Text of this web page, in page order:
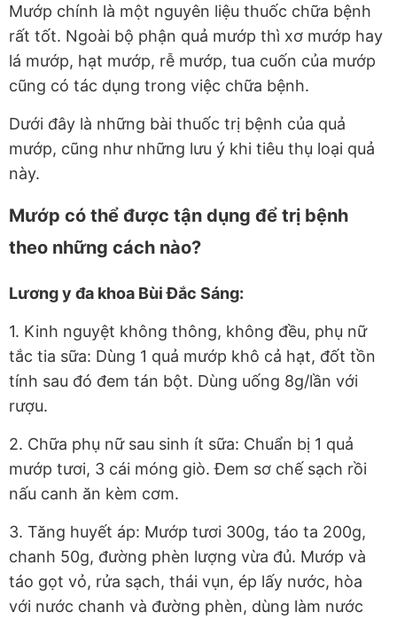
Mướp chính là một nguyên liệu thuốc chữa bệnh
rất tốt. Ngoài bộ phận quả mướp thì xơ mướp hay
lá mướp, hạt mướp, rễ mướp, tua cuốn của mướp
cũng có tác dụng trong việc chữa bệnh.
Dưới đây là những bài thuốc trị bệnh của quả
mướp, cũng như những lưu ý khi tiêu thụ loại quả
này.
Mướp có thể được tận dụng để trị bệnh
theo những cách nào?
Lương y đa khoa Bùi Đắc Sáng:
1. Kinh nguyệt không thông, không đều, phụ nữ
tắc tia sữa: Dùng 1 quả mướp khô cả hạt, đốt tồn
tính sau đó đem tán bột. Dùng uống 8g/lần với
rượu.
2. Chữa phụ nữ sau sinh ít sữa: Chuẩn bị 1 quả
mướp tươi, 3 cái móng giò. Đem sơ chế sạch rồi
nấu canh ăn kèm cơm.
3. Tăng huyết áp: Mướp tươi 300g, táo ta 200g,
chanh 50g, đường phèn lượng vừa đủ. Mướp và
táo gọt vỏ, rửa sạch, thái vụn, ép lấy nước, hòa
với nước chanh và đường phèn, dùng làm nước